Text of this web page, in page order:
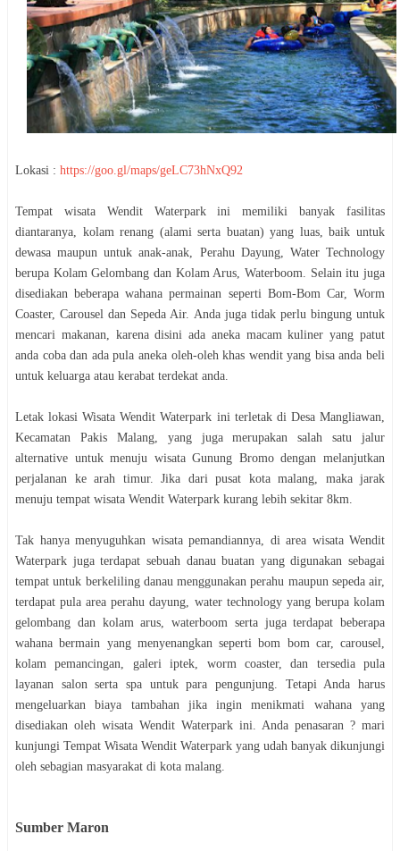
Lokasi : https://goo.gl/maps/geLC73hNxQ92
Tempat wisata Wendit Waterpark ini memiliki banyak fasilitas
diantaranya, kolam renang (alami serta buatan) yang luas, baik untuk
dewasa maupun untuk anak-anak, Perahu Dayung, Water Technology
berupa Kolam Gelombang dan Kolam Arus, Waterboom. Selain itu juga
disediakan beberapa wahana permainan seperti Bom-Bom Car, Worm
Coaster, Carousel dan Sepeda Air. Anda juga tidak perlu bingung untuk
mencari makanan, karena disini ada aneka macam kuliner yang patut
anda coba dan ada pula aneka oleh-oleh khas wendit yang bisa anda beli
untuk keluarga atau kerabat terdekat anda.
Letak lokasi Wisata Wendit Waterpark ini terletak di Desa Mangliawan,
Kecamatan Pakis Malang, yang juga merupakan salah satu jalur
alternative untuk menuju wisata Gunung Bromo dengan melanjutkan
perjalanan ke arah timur. Jika dari pusat kota malang, maka jarak
menuju tempat wisata Wendit Waterpark kurang lebih sekitar 8km.
Tak hanya menyuguhkan wisata pemandiannya, di area wisata Wendit
Waterpark juga terdapat sebuah danau buatan yang digunakan sebagai
tempat untuk berkeliling danau menggunakan perahu maupun sepeda air,
terdapat pula area perahu dayung, water technology yang berupa kolam
gelombang dan kolam arus, waterboom serta juga terdapat beberapa
wahana bermain yang menyenangkan seperti bom bom car, carousel,
kolam pemancingan, galeri iptek, worm coaster, dan tersedia pula
layanan salon serta spa untuk para pengunjung. Tetapi Anda harus
mengeluarkan biaya tambahan jika ingin menikmati wahana yang
disediakan oleh wisata Wendit Waterpark ini. Anda penasaran ? mari
kunjungi Tempat Wisata Wendit Waterpark yang udah banyak dikunjungi
oleh sebagian masyarakat di kota malang.
Sumber Maron